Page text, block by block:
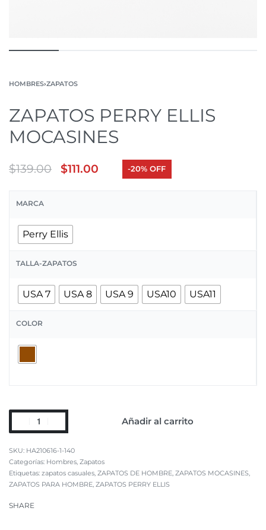
HOMBRES›ZAPATOS
ZAPATOS PERRY ELLIS
MOCASINES
$139.00 $111.00 -20% OFF
MARCA
Perry Ellis
TALLA-ZAPATOS
USA 7 USA 8 USA 9 USA10 USA11
COLOR
Añadir al carrito
HA210616-1-140
Categorías: Hombres Zapatos
Etiquetas: zapatos casuales ZAPATOS DE HOMBRE ZAPATOS MOCASINES
ZAPATOS PARA HOMBRE ZAPATOS PERRY ELLIS
SHARE